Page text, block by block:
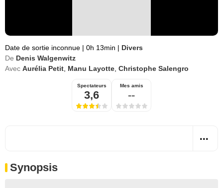
Date de sortie inconnue | 0h 13min | Divers
De Denis Walgenwitz
Avec Aurélia Petit Manu Layotte Christophe Salengro
Spectateurs
3,6
Mes amis
--
Synopsis